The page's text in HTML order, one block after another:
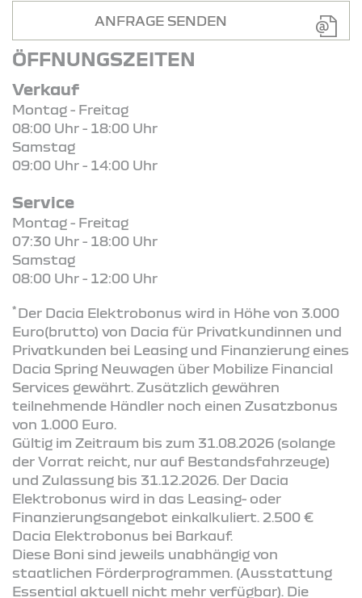
ANFRAGE SENDEN
ÖFFNUNGSZEITEN
Verkauf
Montag - Freitag
08:00 Uhr - 18:00 Uhr
Samstag
09:00 Uhr - 14:00 Uhr
Service
Montag - Freitag
07:30 Uhr - 18:00 Uhr
Samstag
08:00 Uhr - 12:00 Uhr
* Der Dacia Elektrobonus wird in Höhe von 3.000
Euro(brutto) von Dacia für Privatkundinnen und
Privatkunden bei Leasing und Finanzierung eines
Dacia Spring Neuwagen über Mobilize Financial
Services gewährt. Zusätzlich gewähren
teilnehmende Händler noch einen Zusatzbonus
von 1.000 Euro.
Gültig im Zeitraum bis zum 31.08.2026 (solange
der Vorrat reicht, nur auf Bestandsfahrzeuge)
und Zulassung bis 31.12.2026. Der Dacia
Elektrobonus wird in das Leasing- oder
Finanzierungsangebot einkalkuliert. 2.500 €
Dacia Elektrobonus bei Barkauf.
Diese Boni sind jeweils unabhängig von
staatlichen Förderprogrammen. (Ausstattung
Essential aktuell nicht mehr verfügbar). Die